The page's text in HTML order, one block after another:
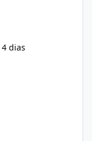
4 dias